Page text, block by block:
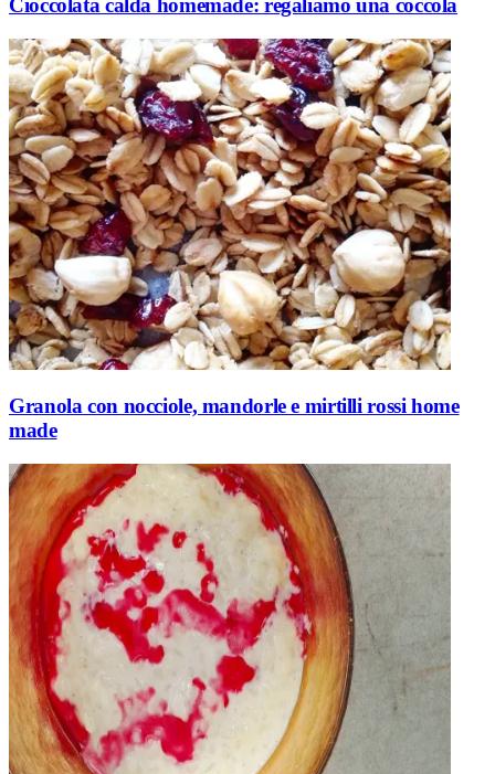
Cioccolata calda homemade: regaliamo una coccola
Granola con nocciole, mandorle e mirtilli rossi home
made